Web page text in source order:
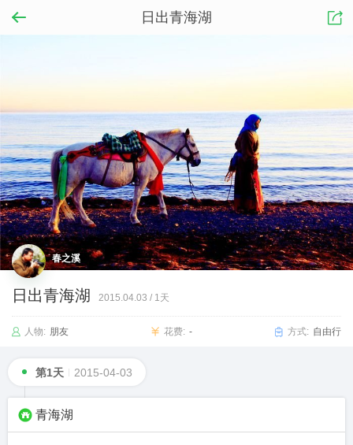
日出青海湖
春之溪
日出青海湖 2015.04.03 / 1天
人物: 朋友 花费: - 方式: 自由行
第1天 2015-04-03
青海湖